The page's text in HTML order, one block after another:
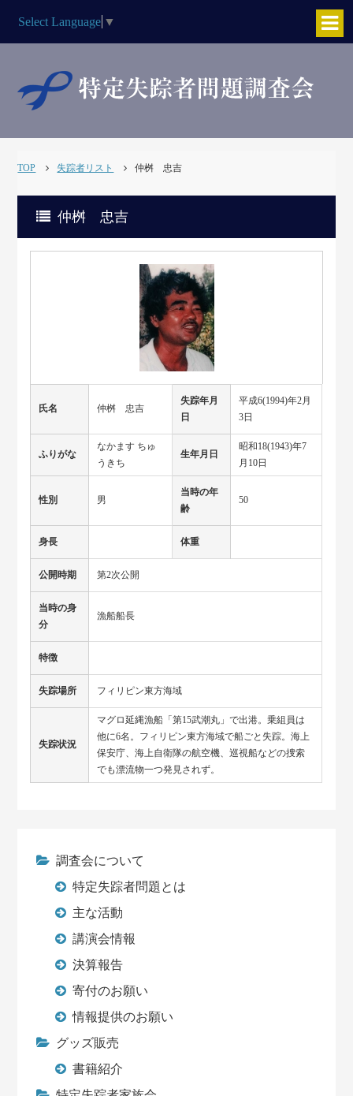
Select Language ▼
TOP 失踪者リスト 仲桝 忠吉
仲桝 忠吉
氏名 仲桝 忠吉
失踪年月
日
平成6(1994)年2月
3日
ふりがな
なかます ちゅ
うきち
生年月日
昭和18(1943)年7
月10日
性別 男
当時の年
齢
50
身長 体重
公開時期 第2次公開
当時の身
分
漁船船長
特徴
失踪場所 フィリピン東方海域
失踪状況
マグロ延縄漁船「第15武潮丸」で出港。乗組員は
他に6名。フィリピン東方海域で船ごと失踪。海上
保安庁、海上自衛隊の航空機、巡視船などの捜索
でも漂流物一つ発見されず。
調査会について
特定失踪者問題とは
主な活動
講演会情報
決算報告
寄付のお願い
情報提供のお願い
グッズ販売
書籍紹介